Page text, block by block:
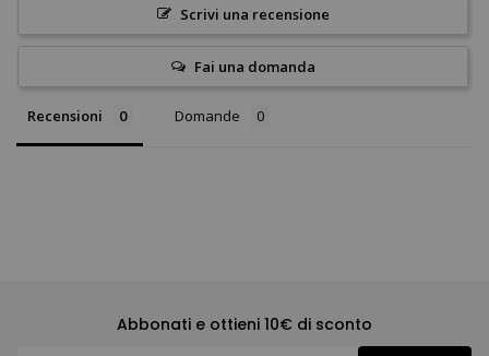
Scrivi una recensione
Fai una domanda
Recensioni Domande
Abbonati e ottieni 10€ di sconto